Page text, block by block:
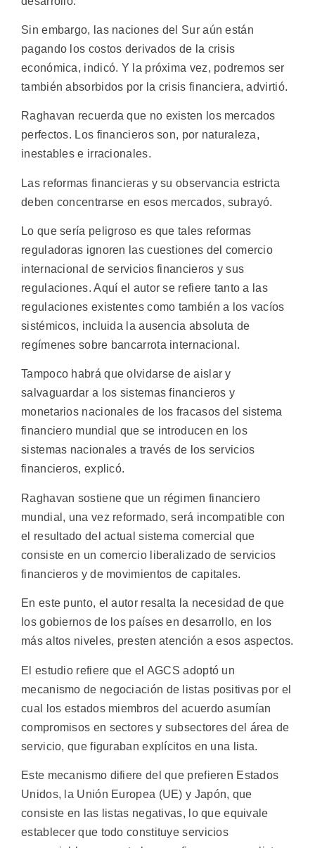
Sin embargo, las naciones del Sur aún están
pagando los costos derivados de la crisis
económica, indicó. Y la próxima vez, podremos ser
también absorbidos por la crisis financiera, advirtió.
Raghavan recuerda que no existen los mercados
perfectos. Los financieros son, por naturaleza,
inestables e irracionales.
Las reformas financieras y su observancia estricta
deben concentrarse en esos mercados, subrayó.
Lo que sería peligroso es que tales reformas
reguladoras ignoren las cuestiones del comercio
internacional de servicios financieros y sus
regulaciones. Aquí el autor se refiere tanto a las
regulaciones existentes como también a los vacíos
sistémicos, incluida la ausencia absoluta de
regímenes sobre bancarrota internacional.
Tampoco habrá que olvidarse de aislar y
salvaguardar a los sistemas financieros y
monetarios nacionales de los fracasos del sistema
financiero mundial que se introducen en los
sistemas nacionales a través de los servicios
financieros, explicó.
Raghavan sostiene que un régimen financiero
mundial, una vez reformado, será incompatible con
el resultado del actual sistema comercial que
consiste en un comercio liberalizado de servicios
financieros y de movimientos de capitales.
En este punto, el autor resalta la necesidad de que
los gobiernos de los países en desarrollo, en los
más altos niveles, presten atención a esos aspectos.
El estudio refiere que el AGCS adoptó un
mecanismo de negociación de listas positivas por el
cual los estados miembros del acuerdo asumían
compromisos en sectores y subsectores del área de
servicio, que figuraban explícitos en una lista.
Este mecanismo difiere del que prefieren Estados
Unidos, la Unión Europea (UE) y Japón, que
consiste en las listas negativas, lo que equivale
establecer que todo constituye servicios